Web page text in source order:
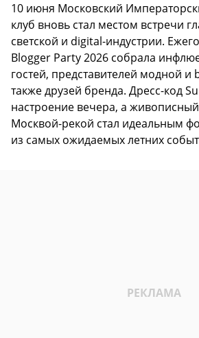
10 июня Московский
клуб вновь стал местом встречи
светской и digital-индустрии.
Blogger Party 2026 собрала
гостей, представителей модной и
также друзей бренда. Дресс-код
настроение вечера, а живописный
Москвой-рекой стал идеальным
из самых ожидаемых летних